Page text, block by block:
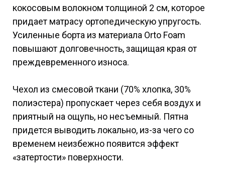
кокосовым волокном толщиной 2 см, которое
придает матрасу ортопедическую упругость.
Усиленные борта из материала Orto Foam
повышают долговечность, защищая края от
преждевременного износа.
Чехол из смесовой ткани (70% хлопка, 30%
полиэстера) пропускает через себя воздух и
приятный на ощупь, но несъемный. Пятна
придется выводить локально, из-за чего со
временем неизбежно появится эффект
«затертости» поверхности.